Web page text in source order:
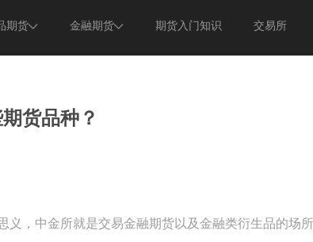
期货
工
金融期货 期货入门知识 交易所
货品种？
义，中金所就是交易金融期货以及金融类衍生品的场